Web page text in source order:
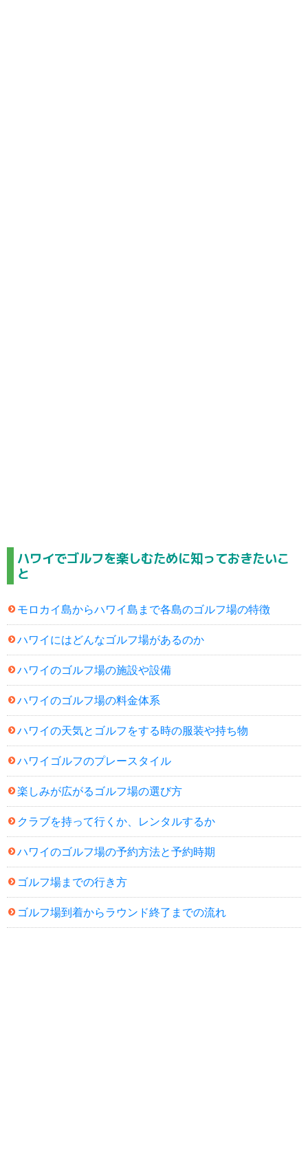
ハワイでゴルフを楽しむために知っておきたいこ
と
モロカイ島からハワイ島まで各島のゴルフ場の特徴
ハワイにはどんなゴルフ場があるのか
ハワイのゴルフ場の施設や設備
ハワイのゴルフ場の料金体系
ハワイの天気とゴルフをする時の服装や持ち物
ハワイゴルフのプレースタイル
楽しみが広がるゴルフ場の選び方
クラブを持って行くか、レンタルするか
ハワイのゴルフ場の予約方法と予約時期
ゴルフ場までの行き方
ゴルフ場到着からラウンド終了までの流れ